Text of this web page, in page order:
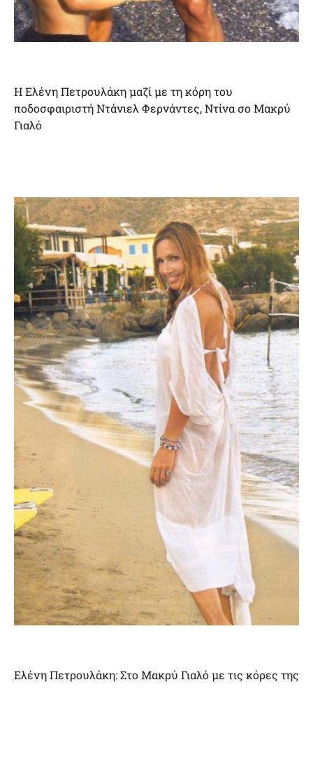
Η Ελένη Πετρουλάκη μαζί με τη κόρη του
ποδοσφαιριστή Ντάνιελ Φερνάντες, Ντίνα σο Μακρύ
Γιαλό
Ελένη Πετρουλάκη: Στο Μακρύ Γιαλό με τις κόρες της